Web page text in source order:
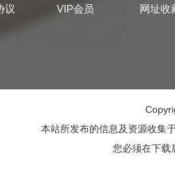
议
VIP会员 网址收
本站所发布的信息及资源收集
您必须在下载